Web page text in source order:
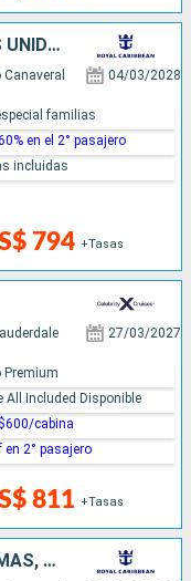
BAHAMAS, SAN MARTÍN, ESTADOS UNIDOS
Canaveral 04/03/2028
794 +Tasas
familias
en el 2° pasajero
incluidas
27/03/2027
811 +Tasas
Premium
All Included Disponible
cabina
en 2° pasajero
SAN MARTÍN, PUERTO RICO, BAHAMAS, ESTADOS UNIDOS